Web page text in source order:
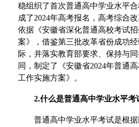
稳组织了首次普通高中学业水平
成了2024年高考报名，高考综合改
依据《安徽省深化普通高校考试
案》，借鉴第三批改革省份成功
际，并落实教育部要求、保持与
同，制定了《安徽省2024年普通
工作实施方案》。
2.什么是普通高中学业水平考
普通高中学业水平考试是根